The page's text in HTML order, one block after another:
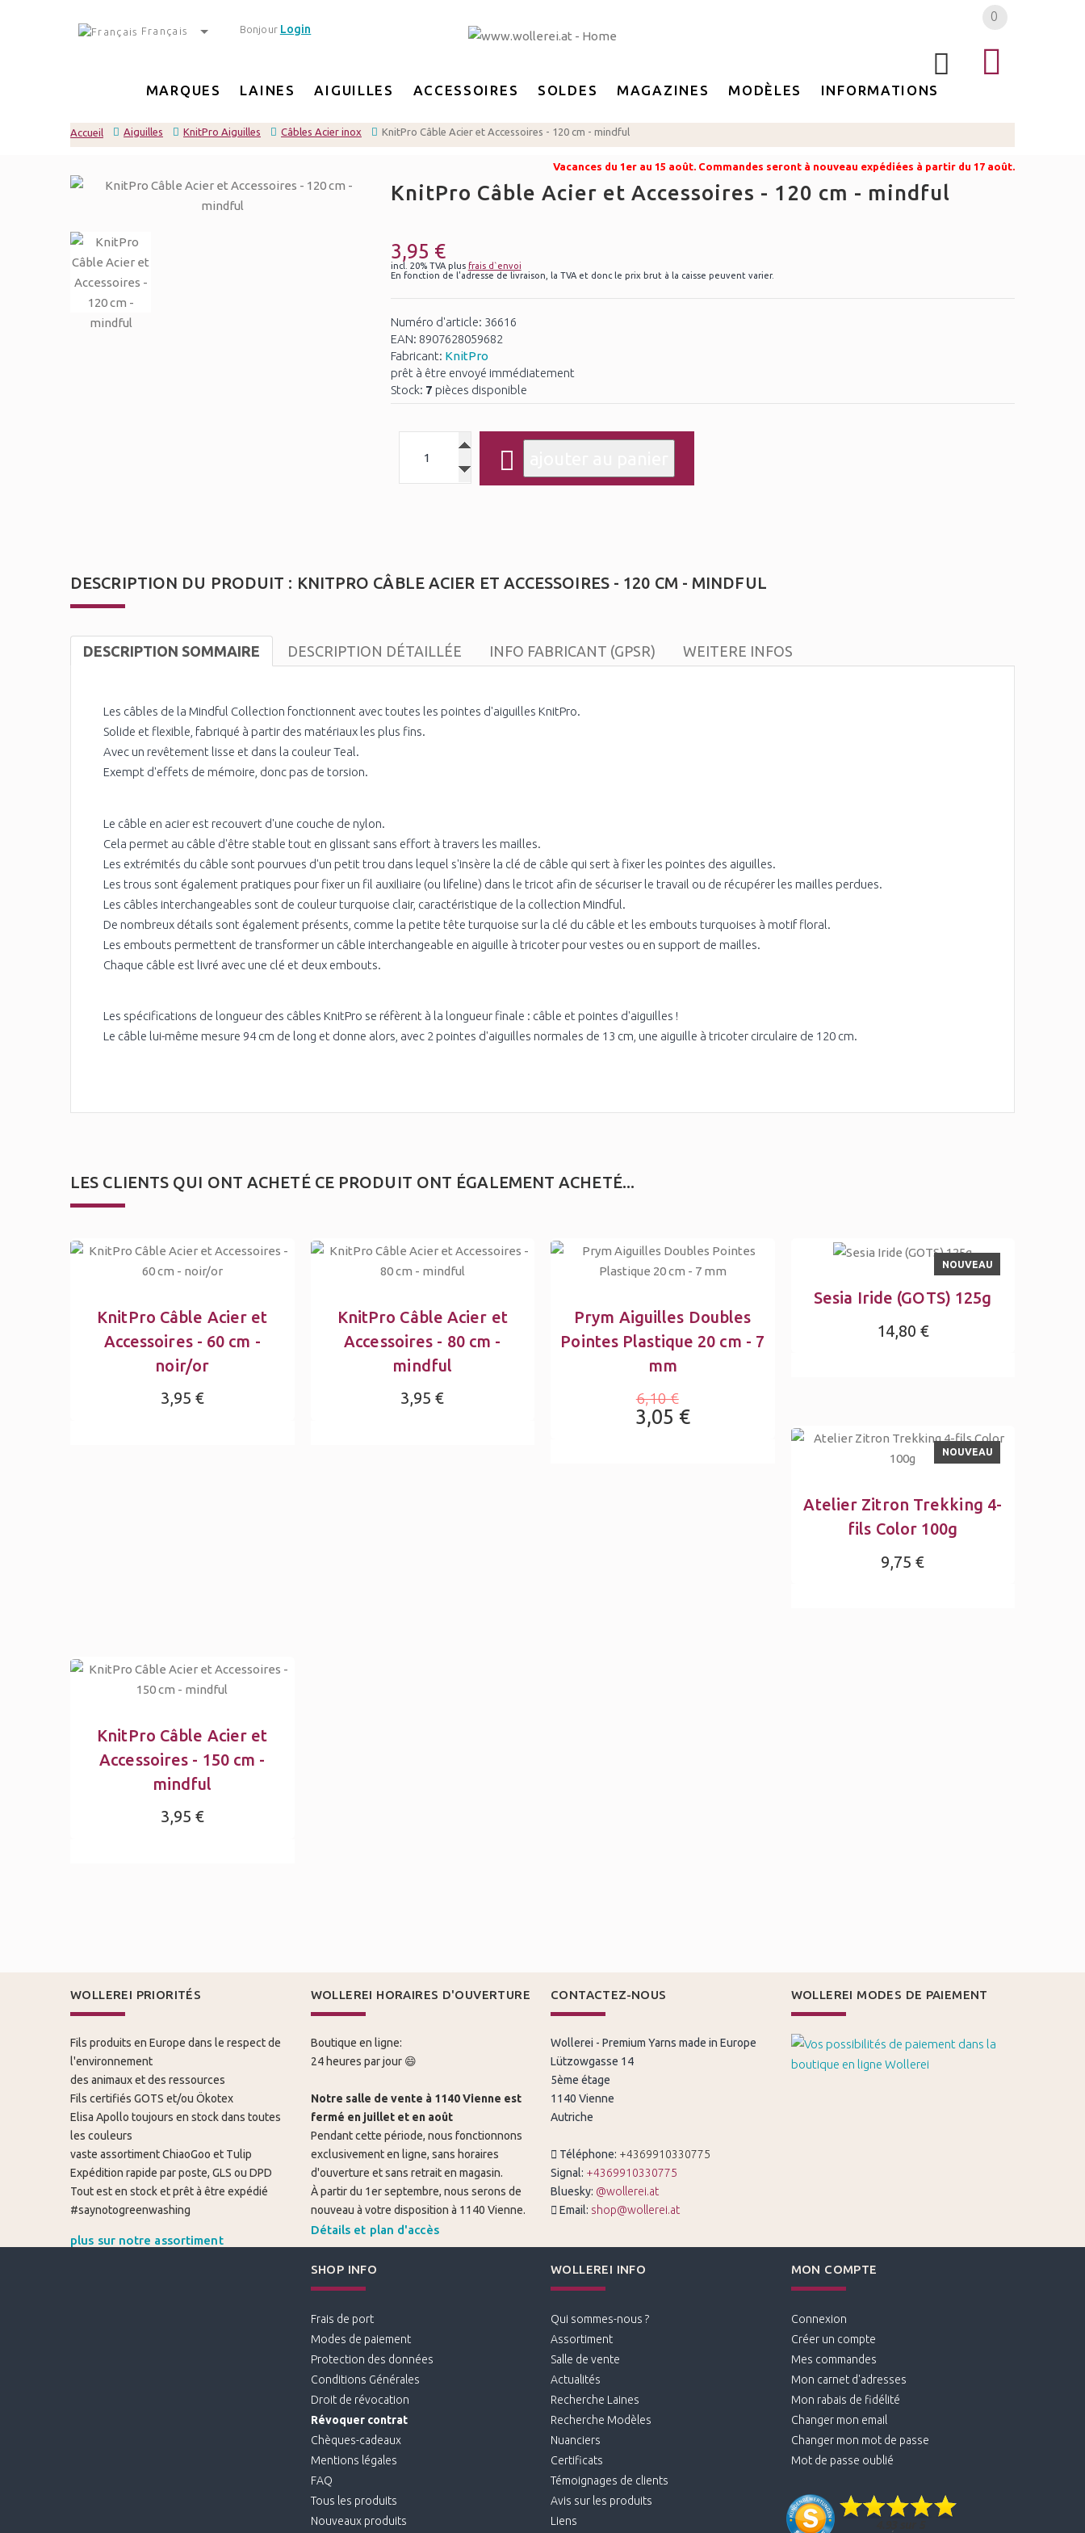
Bonjour Login
Français
0
MARQUES LAINES AIGUILLES ACCESSOIRES SOLDES MAGAZINES MODÈLES INFORMATIONS
Accueil Aiguilles KnitPro Aiguilles Câbles Acier inox KnitPro Câble Acier et Accessoires - 120 cm - mindful
Vacances du 1er au 15 août. Commandes seront à nouveau expédiées à partir du 17 août.
KnitPro Câble Acier et Accessoires - 120 cm - mindful
3,95 €
incl. 20% TVA plus frais d`envoi
En fonction de l'adresse de livraison, la TVA et donc le prix brut à la caisse peuvent varier.
Numéro d'article: 36616
EAN: 8907628059682
Fabricant: KnitPro
prêt à être envoyé immédiatement
Stock: 7 pièces disponible
DESCRIPTION DU PRODUIT : KNITPRO CÂBLE ACIER ET ACCESSOIRES - 120 CM - MINDFUL
DESCRIPTION SOMMAIRE DESCRIPTION DÉTAILLÉE INFO FABRICANT (GPSR) WEITERE INFOS
Les câbles de la Mindful Collection fonctionnent avec toutes les pointes d'aiguilles KnitPro.
Solide et flexible, fabriqué à partir des matériaux les plus fins.
Avec un revêtement lisse et dans la couleur Teal.
Exempt d'effets de mémoire, donc pas de torsion.
Le câble en acier est recouvert d'une couche de nylon.
Cela permet au câble d'être stable tout en glissant sans effort à travers les mailles.
Les extrémités du câble sont pourvues d'un petit trou dans lequel s'insère la clé de câble qui sert à fixer les pointes des aiguilles.
Les trous sont également pratiques pour fixer un fil auxiliaire (ou lifeline) dans le tricot afin de sécuriser le travail ou de récupérer les mailles perdues.
Les câbles interchangeables sont de couleur turquoise clair, caractéristique de la collection Mindful.
De nombreux détails sont également présents, comme la petite tête turquoise sur la clé du câble et les embouts turquoises à motif floral.
Les embouts permettent de transformer un câble interchangeable en aiguille à tricoter pour vestes ou en support de mailles.
Chaque câble est livré avec une clé et deux embouts.
Les spécifications de longueur des câbles KnitPro se réfèrent à la longueur finale : câble et pointes d'aiguilles !
Le câble lui-même mesure 94 cm de long et donne alors, avec 2 pointes d'aiguilles normales de 13 cm, une aiguille à tricoter circulaire de 120 cm.
LES CLIENTS QUI ONT ACHETÉ CE PRODUIT ONT ÉGALEMENT ACHETÉ...
KnitPro Câble Acier et
Accessoires - 60 cm -
noir/or
3,95 €
KnitPro Câble Acier et
Accessoires - 80 cm -
mindful
3,95 €
Prym Aiguilles Doubles
Pointes Plastique 20 cm - 7
mm
6,10 €
3,05 €
NOUVEAU
Sesia Iride (GOTS) 125g
14,80 €
NOUVEAU
Atelier Zitron Trekking 4-
fils Color 100g
9,75 €
KnitPro Câble Acier et
Accessoires - 150 cm -
mindful
3,95 €
WOLLEREI PRIORITÉS
Fils produits en Europe dans le respect de
l'environnement
des animaux et des ressources
Fils certifiés GOTS et/ou Ökotex
Elisa Apollo toujours en stock dans toutes
les couleurs
vaste assortiment ChiaoGoo et Tulip
Expédition rapide par poste, GLS ou DPD
Tout est en stock et prêt à être expédié
#saynotogreenwashing
plus sur notre assortiment
WOLLEREI HORAIRES D'OUVERTURE
Boutique en ligne:
24 heures par jour 😄
Notre salle de vente à 1140 Vienne est
fermé en juillet et en août
Pendant cette période, nous fonctionnons
exclusivement en ligne, sans horaires
d'ouverture et sans retrait en magasin.
À partir du 1er septembre, nous serons de
nouveau à votre disposition à 1140 Vienne.
Détails et plan d'accès
CONTACTEZ-NOUS
Wollerei - Premium Yarns made in Europe
Lützowgasse 14
5ème étage
1140 Vienne
Autriche
Téléphone: +4369910330775
Signal: +4369910330775
Bluesky: @wollerei.at
Email: shop@wollerei.at
WOLLEREI MODES DE PAIEMENT
SHOP INFO
Frais de port
Modes de paiement
Protection des données
Conditions Générales
Droit de révocation
Révoquer contrat
Chèques-cadeaux
Mentions légales
FAQ
Tous les produits
Nouveaux produits
WOLLEREI INFO
Qui sommes-nous ?
Assortiment
Salle de vente
Actualités
Recherche Laines
Recherche Modèles
Nuanciers
Certificats
Témoignages de clients
Avis sur les produits
Liens
MON COMPTE
Connexion
Créer un compte
Mes commandes
Mon carnet d'adresses
Mon rabais de fidélité
Changer mon email
Changer mon mot de passe
Mot de passe oublié